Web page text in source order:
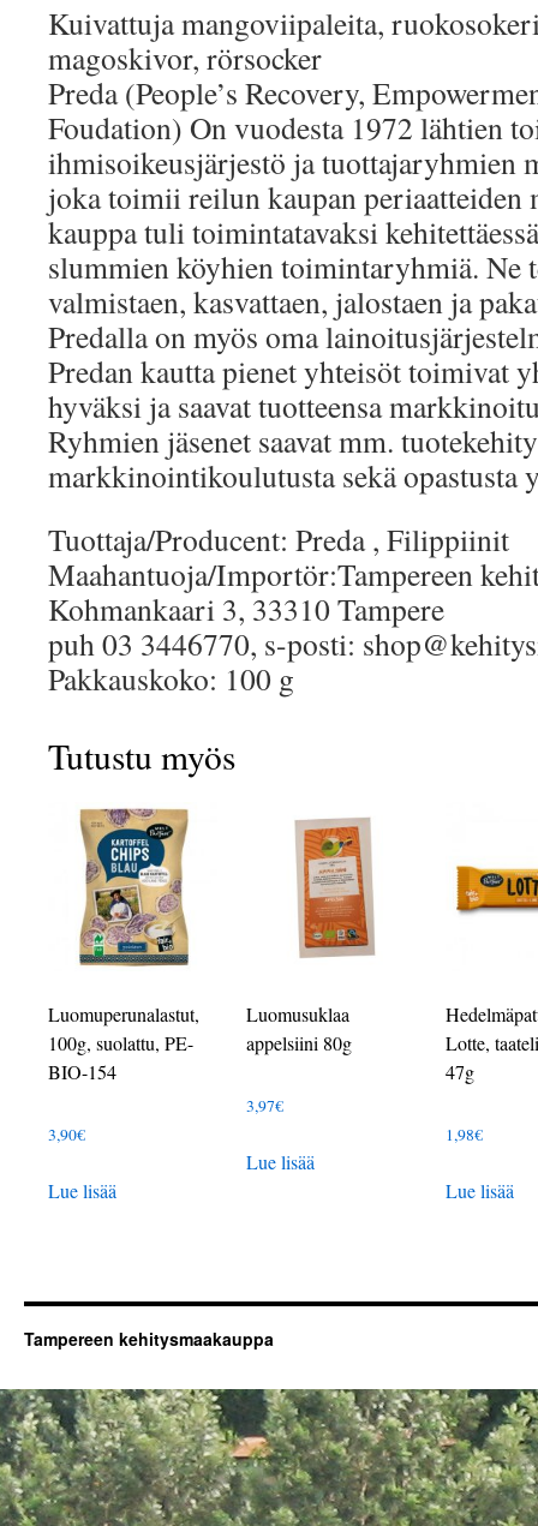
Kuivattuja mangoviipaleita,
magoskivor, rörsocker
Preda (People’s Recovery,
Foudation) On vuodesta 1972 lähtien
ihmisoikeusjärjestö ja tuottajaryhmien
joka toimii reilun kaupan periaatteiden
kauppa tuli toimintatavaksi
slummien köyhien toimintaryhmiä. Ne
valmistaen, kasvattaen, jalostaen ja
Predalla on myös oma
Predan kautta pienet yhteisöt toimivat
hyväksi ja saavat tuotteensa
Ryhmien jäsenet saavat mm.
markkinointikoulutusta sekä opastusta
Tuottaja/Producent: Preda , Filippiinit
Maahantuoja/Importör:Tampereen
Kohmankaari 3, 33310 Tampere
puh 03 3446770, s-posti:
Pakkauskoko: 100 g
Tutustu myös
Luomuperunalastut,
100g, suolattu, PE-
BIO-154
3,90€
Lue lisää
Luomusuklaa
appelsiini 80g
3,97€
Lue lisää
Lotte,
47g
1,98€
Lue lisää
Tampereen kehitysmaakauppa